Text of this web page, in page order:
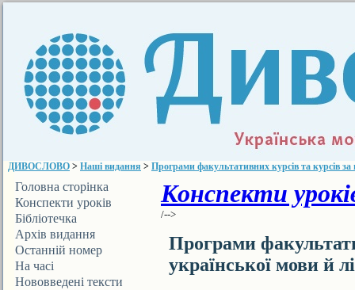
ДИВОСЛОВО > Наші видання > Програми факультативних курсів та курсів
Головна сторінка
Конспекти уроків
Бібліотечка
ДИВОСЛОВА
Архів видання
Останній номер
На часі
Нововведені тексти
Конспекти
/-->
Програми
української мови й